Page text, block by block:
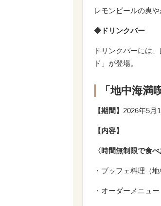
レモンピールの爽
◆ドリンクバー
ドリンクバーには
ド」が登場。
「地中海満
【期間】 2026年5月
【内容】
〈時間無制限で食べ
・ブッフェ料理（
・オーダーメニュ